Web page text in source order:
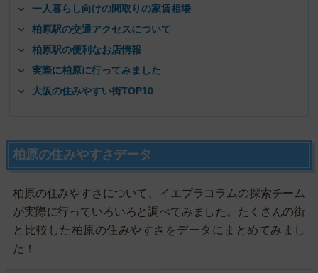
一人暮らし向けの間取りの家賃相場
柏原駅の交通アクセスについて
柏原駅の便利なお店情報
実際に柏原に行ってみました
大阪の住みやすい街TOP10
柏原の住みやすさデータ
柏原の住みやすさについて、イエプラコラムの探索チーム
が実際に行っていろいろと調べてみました。たくさんの街
と比較した柏原の住みやすさをデータにまとめてみまし
た！